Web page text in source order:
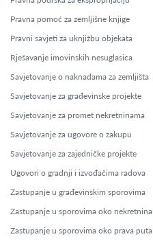
Pravna pomoć za zemljišne knjige
Pravni savjeti za uknjižbu objekata
Rješavanje imovinskih nesuglasica
Savjetovanje o naknadama za zemljišta
Savjetovanje za građevinske projekte
Savjetovanje za promet nekretninama
Savjetovanje za ugovore o zakupu
Savjetovanje za zajedničke projekte
Ugovori o gradnji i izvođačima radova
Zastupanje u građevinskim sporovima
Zastupanje u sporovima oko nekretnina
Zastupanje u sporovima oko prava puta